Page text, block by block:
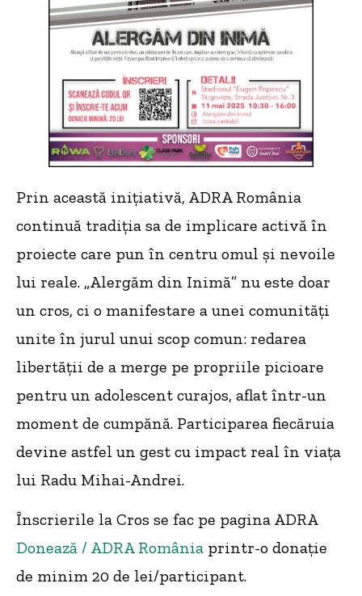
Prin această inițiativă, ADRA România
continuă tradiția sa de implicare activă în
proiecte care pun în centru omul și nevoile
lui reale. „Alergăm din Inimă” nu este doar
un cros, ci o manifestare a unei comunități
unite în jurul unui scop comun: redarea
libertății de a merge pe propriile picioare
pentru un adolescent curajos, aflat într-un
moment de cumpănă. Participarea fiecăruia
devine astfel un gest cu impact real în viața
lui Radu Mihai-Andrei.
Înscrierile la Cros se fac pe pagina ADRA
Donează / ADRA România printr-o donație
de minim 20 de lei/participant.